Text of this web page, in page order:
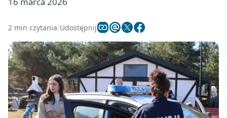
2 min czytania Udostępnij